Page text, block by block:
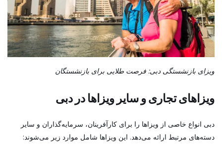
ویزای بازنشستگی دبی: فرصت طلایی برای بازنشستگان
ویزاهای تجاری و سایر ویزاها در دبی
دبی انواع خاصی از ویزاها را برای کارآفرینان، سرمایه‌گذاران و سایر
دسته‌های مرتبط ارائه می‌دهد. این ویزاها شامل موارد زیر می‌شوند: